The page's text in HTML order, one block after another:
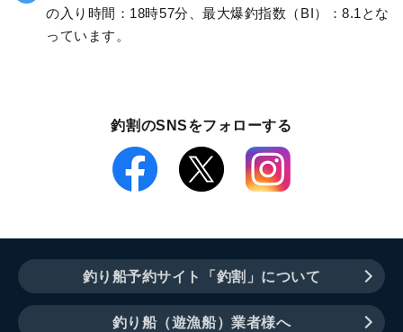
の入り時間：18時57分、最大爆釣指数（BI）：8.1とな
っています。
釣割のSNSをフォローする
釣り船予約サイト「釣割」について
釣り船（遊漁船）業者様へ